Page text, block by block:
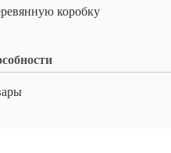
коробку